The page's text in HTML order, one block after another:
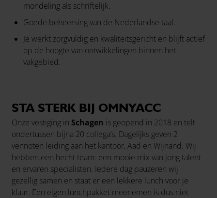
mondeling als schriftelijk.
Goede beheersing van de Nederlandse taal.
Je werkt zorgvuldig en kwaliteitsgericht en blijft actief
op de hoogte van ontwikkelingen binnen het
vakgebied.
STA STERK BIJ OMNYACC
Onze vestiging in Schagen is geopend in 2018 en telt
ondertussen bijna 20 collega’s. Dagelijks geven 2
vennoten leiding aan het kantoor, Aad en Wijnand. Wij
hebben een hecht team: een mooie mix van jong talent
en ervaren specialisten. Iedere dag pauzeren wij
gezellig samen en staat er een lekkere lunch voor je
klaar. Een eigen lunchpakket meenemen is dus niet